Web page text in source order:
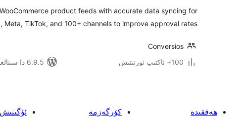
product feeds with accurate data syncing for
Meta, TikTok, and 100+ channels to improve approval rates.
Conversios
100+ ئاكتىپ ئورنىتىش
6.9.5 دا سىنالغان
ھەققىدە
كۆرگەزمە
ئۈگىنىش